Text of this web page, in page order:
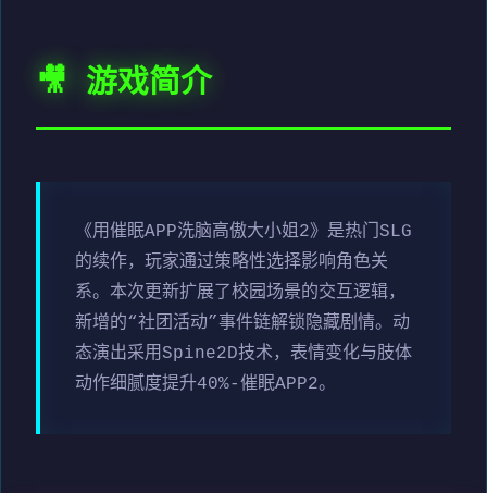
🎥 游戏简介
《用催眠APP洗脑高傲大小姐2》是热门SLG
的续作，玩家通过策略性选择影响角色关
系。本次更新扩展了校园场景的交互逻辑，
新增的“社团活动”事件链解锁隐藏剧情。动
态演出采用Spine2D技术，表情变化与肢体
动作细腻度提升40%-催眠APP2。